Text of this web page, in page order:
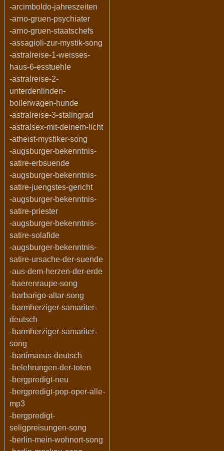
-arcimboldo-jahreszeiten
-arno-gruen-psychiater
-arno-gruen-staatschefs
-assagioli-zur-mystik-song
-astralreise-1-weisses-
haus-6-esstuehle
-astralreise-2-
unterdenlinden-
bollerwagen-hunde
-astralreise-3-stalingrad
-astralsex-mit-deinem-licht
-atheist-mystiker-song
-augsburger-bekenntnis-
satire-erbsuende
-augsburger-bekenntnis-
satire-juengstes-gericht
-augsburger-bekenntnis-
satire-priester
-augsburger-bekenntnis-
satire-solafide
-augsburger-bekenntnis-
satire-ursache-der-suende
-aus-dem-herzen-der-erde
-baerenraupe-song
-barbarigo-altar-song
-barmherziger-samariter-
deutsch
-barmherziger-samariter-
song
-bartimaeus-deutsch
-belehrungen-der-toten
-bergpredigt-neu
-bergpredigt-pop-oper-alle-
mp3
-bergpredigt-
seligpreisungen-song
-berlin-mein-wohnort-song